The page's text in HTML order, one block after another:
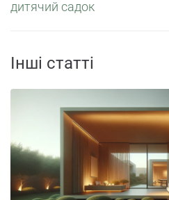
дитячий садок
Інші статті